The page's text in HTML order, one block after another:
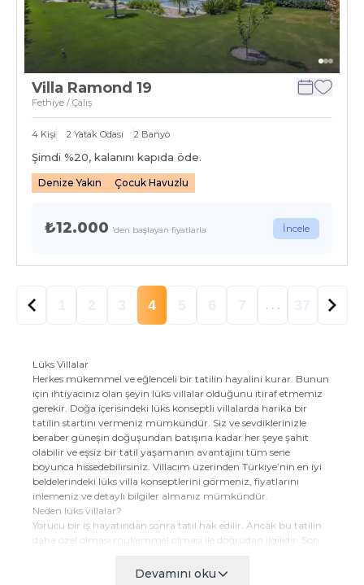
Villa Ramond 19
Fethiye / Çalış
4 Kişi 2 Yatak Odası 2 Banyo
Şimdi %20, kalanını kapıda öde.
Denize Yakın Çocuk Havuzlu
₺12.000 'den başlayan fiyatlarla İncele
4 . . .
Lüks Villalar
Herkes mükemmel ve eğlenceli bir tatilin hayalini kurar. Bunun
için ihtiyacınız olan şeyin lüks villalar olduğunu itiraf etmemiz
gerekir. Doğa içerisindeki lüks konseptli villalarda harika bir
tatilin startını vermeniz mümkündür. Siz ve sevdiklerinizle
beraber güneşin doğuşundan batışına kadar her şeye şahit
olabilir ve eşsiz bir tatil yaşamanın avantajını tüm sene
boyunca hissedebilirsiniz. Villacım üzerinden Türkiye’nin en iyi
beldelerindeki lüks villa konseptlerini görmeniz, fiyatlarını
inlemeniz ve detaylı bilgiler almanız mümkündür.
Neden lüks villalar?
Yorucu bir iş hayatından sonra tatil hak edilir. Ancak bu tatilin
daha özel olması mükemmel olması ile doğrudan ilgilidir. Son
kiralama hizmetleri ile kendinize özgü bir tatil profiline sahip
Devamını oku